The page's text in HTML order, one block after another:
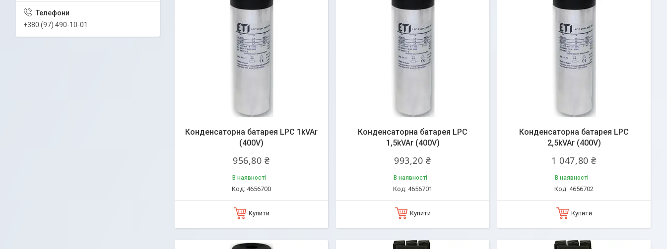
Конденсаторна батарея LPC 1kVAr
(400V)
956,80 ₴
В наявності
4656700
Купити
Конденсаторна батарея LPC
1,5kVAr (400V)
993,20 ₴
В наявності
4656701
Купити
Конденсаторна батарея LPC
2,5kVAr (400V)
1 047,80 ₴
В наявності
4656702
Купити
+380 (97) 490-10-01